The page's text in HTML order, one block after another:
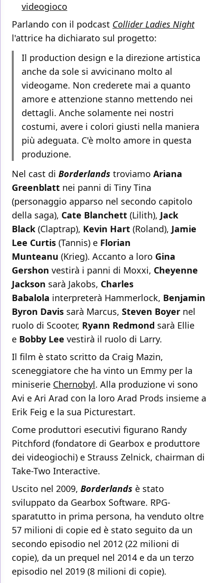
videogioco
Parlando con il podcast Collider Ladies Night
l'attrice ha dichiarato sul progetto:
Il production design e la direzione artistica
anche da sole si avvicinano molto al
videogame. Non crederete mai a quanto
amore e attenzione stanno mettendo nei
dettagli. Anche solamente nei nostri
costumi, avere i colori giusti nella maniera
più adeguata. C'è molto amore in questa
produzione.
Nel cast di Borderlands troviamo Ariana
Greenblatt nei panni di Tiny Tina
(personaggio apparso nel secondo capitolo
della saga), Cate Blanchett (Lilith), Jack
Black (Claptrap), Kevin Hart (Roland), Jamie
Lee Curtis (Tannis) e Florian
Munteanu (Krieg). Accanto a loro Gina
Gershon vestirà i panni di Moxxi, Cheyenne
Jackson sarà Jakobs, Charles
Babalola interpreterà Hammerlock, Benjamin
Byron Davis sarà Marcus, Steven Boyer nel
ruolo di Scooter, Ryann Redmond sarà Ellie
e Bobby Lee vestirà il ruolo di Larry.
Il film è stato scritto da Craig Mazin,
sceneggiatore che ha vinto un Emmy per la
miniserie Chernobyl. Alla produzione vi sono
Avi e Ari Arad con la loro Arad Prods insieme a
Erik Feig e la sua Picturestart.
Come produttori esecutivi figurano Randy
Pitchford (fondatore di Gearbox e produttore
dei videogiochi) e Strauss Zelnick, chairman di
Take-Two Interactive.
Uscito nel 2009, Borderlands è stato
sviluppato da Gearbox Software. RPG-
sparatutto in prima persona, ha venduto oltre
57 milioni di copie ed è stato seguito da un
secondo episodio nel 2012 (22 milioni di
copie), da un prequel nel 2014 e da un terzo
episodio nel 2019 (8 milioni di copie).